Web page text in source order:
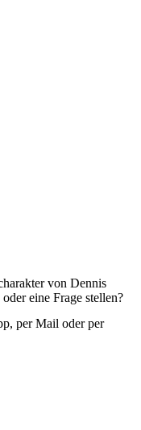
von Dennis
eine Frage stellen?
per Mail oder per